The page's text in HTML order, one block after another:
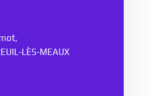
LÈS-MEAUX